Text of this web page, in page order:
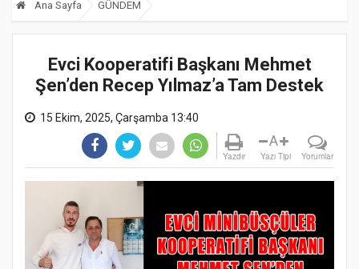
Ana Sayfa GÜNDEM
Evci Kooperatifi Başkanı Mehmet
Şen’den Recep Yılmaz’a Tam Destek
15 Ekim, 2025, Çarşamba 13:40
Yazdır
A
Yazı Tipi Yorumlar